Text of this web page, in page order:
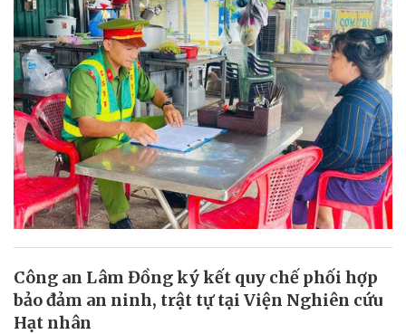
Công an Lâm Đồng ký kết quy chế phối hợp
bảo đảm an ninh, trật tự tại Viện Nghiên cứu
Hạt nhân